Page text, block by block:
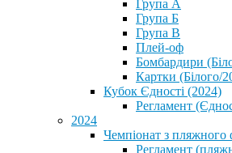
Група А
Група Б
Група В
Плей-оф
Бомбардири
Картки (Білого/
Кубок Єдності (2024)
Регламент
2024
Чемпіонат з пляжного
Регламент